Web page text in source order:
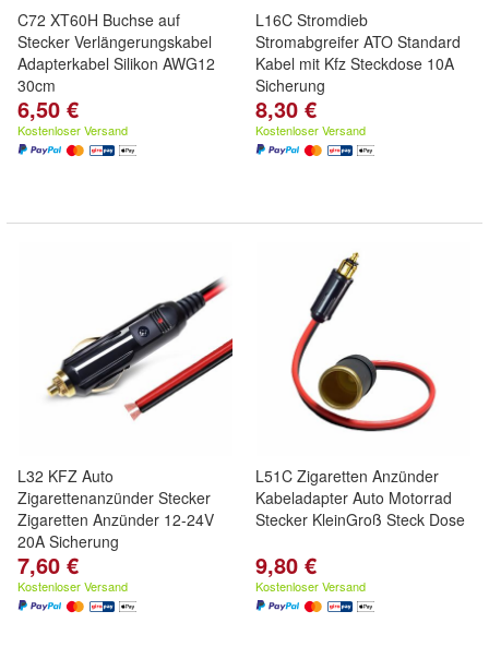
C72 XT60H Buchse auf
Stecker Verlängerungskabel
Adapterkabel Silikon AWG12
30cm
6,50 €
Kostenloser Versand
L16C Stromdieb
Stromabgreifer ATO Standard
Kabel mit Kfz Steckdose 10A
Sicherung
8,30 €
Kostenloser Versand
L32 KFZ Auto
Zigarettenanzünder Stecker
Zigaretten Anzünder 12-24V
20A Sicherung
7,60 €
Kostenloser Versand
L51C Zigaretten Anzünder
Kabeladapter Auto Motorrad
Stecker KleinGroß Steck Dose
9,80 €
Kostenloser Versand